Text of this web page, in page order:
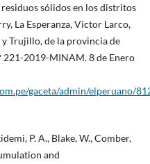
sólidos en los distritos
La Esperanza, Victor Larco,
Trujillo, de la provincia de
2019-MINAM. 8 de Enero
gaceta/admin/elperuano/
P. A., Blake, W., Comber,
and